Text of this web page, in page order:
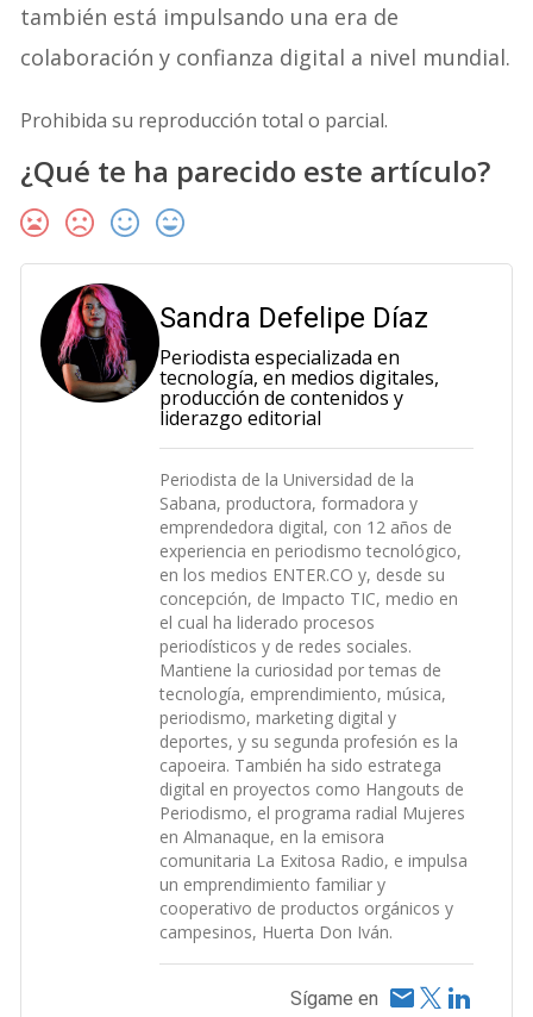
también está impulsando una era de
colaboración y confianza digital a nivel mundial.
Prohibida su reproducción total o parcial.
¿Qué te ha parecido este artículo?
Sandra Defelipe Díaz
Periodista especializada en
tecnología, en medios digitales,
producción de contenidos y
liderazgo editorial
Periodista de la Universidad de la
Sabana, productora, formadora y
emprendedora digital, con 12 años de
experiencia en periodismo tecnológico,
en los medios ENTER.CO y, desde su
concepción, de Impacto TIC, medio en
el cual ha liderado procesos
periodísticos y de redes sociales.
Mantiene la curiosidad por temas de
tecnología, emprendimiento, música,
periodismo, marketing digital y
deportes, y su segunda profesión es la
capoeira. También ha sido estratega
digital en proyectos como Hangouts de
Periodismo, el programa radial Mujeres
en Almanaque, en la emisora
comunitaria La Exitosa Radio, e impulsa
un emprendimiento familiar y
cooperativo de productos orgánicos y
campesinos, Huerta Don Iván.
Sígame en